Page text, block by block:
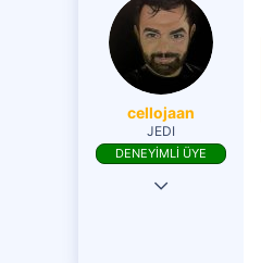
301
cellojaan
JEDI
DENEYİMLİ ÜYE
20 Eki 2017